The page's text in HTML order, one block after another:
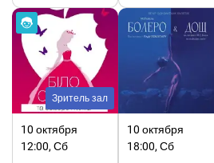
Зритель зал
10 октября
12:00, Сб
10 октября
18:00, Сб